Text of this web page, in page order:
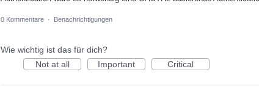
0 Kommentare · Benachrichtigungen
Wie wichtig ist das für dich?
Not at all
Important Critical